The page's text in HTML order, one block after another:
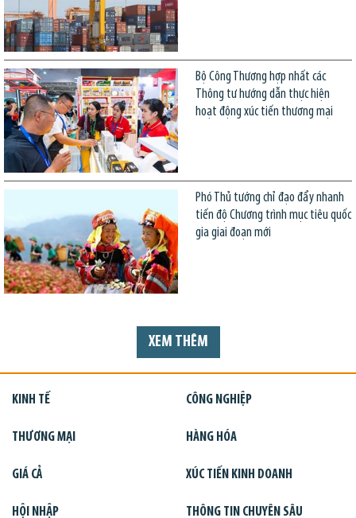
Bộ Công Thương hợp nhất các
Thông tư hướng dẫn thực hiện
hoạt động xúc tiến thương mại
Phó Thủ tướng chỉ đạo đẩy nhanh
tiến độ Chương trình mục tiêu quốc
gia giai đoạn mới
XEM THÊM
KINH TẾ CÔNG NGHIỆP
THƯƠNG MẠI HÀNG HÓA
GIÁ CẢ XÚC TIẾN KINH DOANH
HỘI NHẬP THÔNG TIN CHUYÊN SÂU